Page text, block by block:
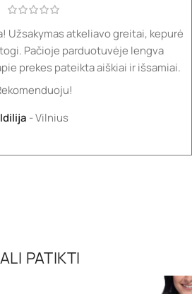
Užsakymas atkeliavo greitai, kepurė
Pačioje parduotuvėje lengva
prekes pateikta aiškiai ir išsamiai.
Idilija
Vilnius
PATIKTI